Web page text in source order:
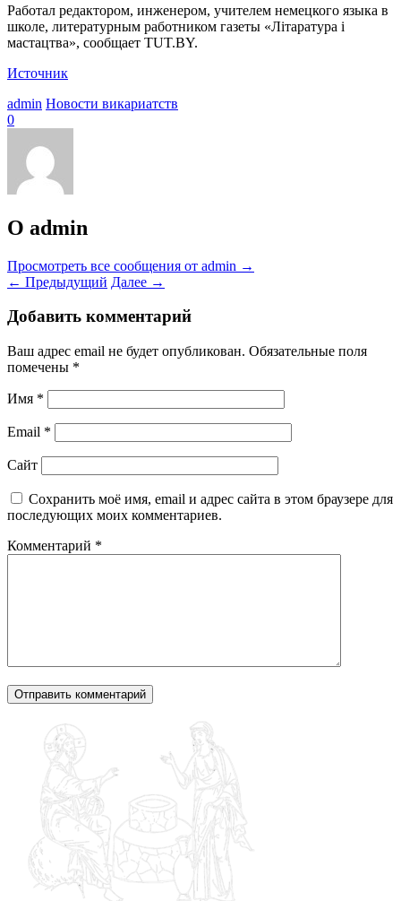
Работал редактором, инженером, учителем немецкого языка в
школе, литературным работником газеты «Літаратура і
мастацтва», сообщает TUT.BY.
Источник
admin Новости викариатств
0
О admin
Просмотреть все сообщения от admin →
← Предыдущий Далее →
Добавить комментарий
Ваш адрес email не будет опубликован. Обязательные поля
помечены *
Имя *
Email *
Сайт
Сохранить моё имя, email и адрес сайта в этом браузере для
последующих моих комментариев.
Комментарий *